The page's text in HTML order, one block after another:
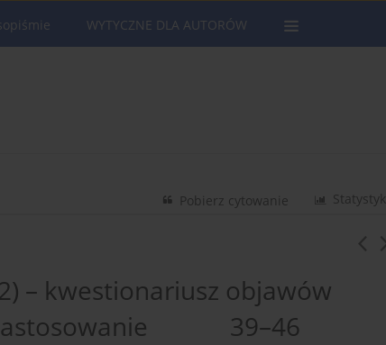
WYTYCZNE DLA AUTORÓW
Statystyki
Pobierz cytowanie
– kwestionariusz objawów
i zastosowanie 39–46